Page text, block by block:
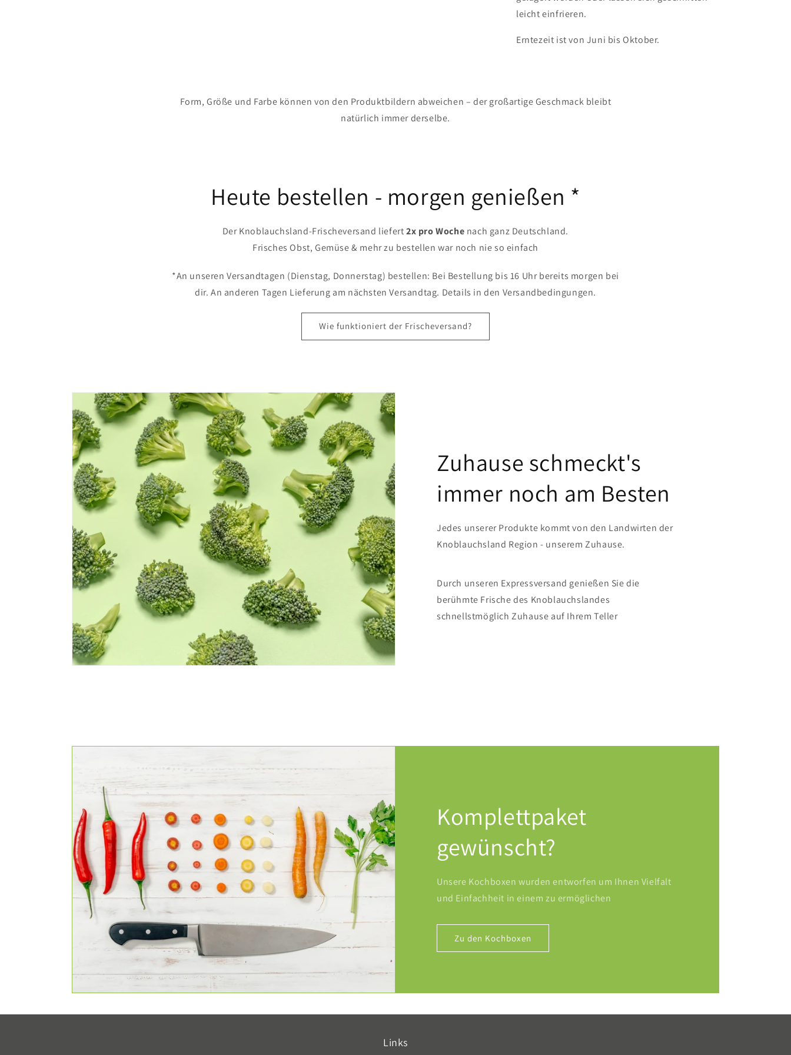
leicht einfrieren.
Erntezeit ist von Juni bis Oktober.
Form, Größe und Farbe können von den Produktbildern abweichen – der großartige Geschmack bleibt
natürlich immer derselbe.
Heute bestellen - morgen genießen *
Der Knoblauchsland-Frischeversand liefert2x pro Woche nach ganz Deutschland.
Frisches Obst, Gemüse & mehr zu bestellen war noch nie so einfach
*An unseren Versandtagen (Dienstag, Donnerstag) bestellen: Bei Bestellung bis 16 Uhr bereits morgen bei
dir. An anderen Tagen Lieferung am nächsten Versandtag. Details in den Versandbedingungen.
Wie funktioniert der Frischeversand?
Zuhause schmeckt's
immer noch am Besten
Jedes unserer Produkte kommt von den Landwirten der
Knoblauchsland Region - unserem Zuhause.
Durch unseren Expressversand genießen Sie die
berühmte Frische des Knoblauchslandes
schnellstmöglich Zuhause auf Ihrem Teller
Komplettpaket
gewünscht?
Unsere Kochboxen wurden entworfen um Ihnen Vielfalt
und Einfachheit in einem zu ermöglichen
Zu den Kochboxen
Links